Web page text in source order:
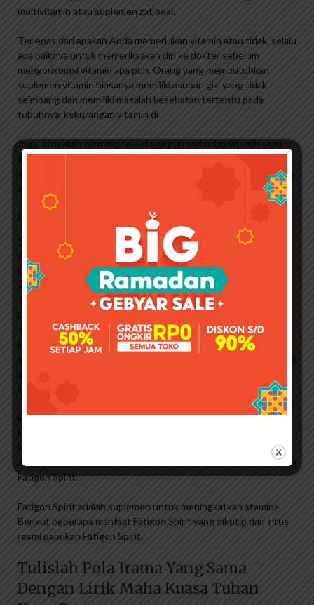
multivitamin atau suplemen zat besi.
Terlepas dari apakah Anda memerlukan vitamin atau tidak, selalu
ada baiknya untuk memeriksakan diri ke dokter sebelum
mengonsumsi vitamin apa pun. Orang yang membutuhkan
suplemen vitamin biasanya memiliki asupan gizi yang tidak
seimbang dan memiliki masalah kesehatan tertentu pada
tubuhnya. kekurangan vitamin di
Juga, tanyakan tentang reaksi apa pun terhadap vitamin atau
mengonsumsi obat atau perawatan apa pun untuk menentukan
apakah reaksi vitamin atau obat itu berbahaya.
Selain itu, jangan lupa bahwa sebagian besar makanan yang
Anda konsumsi setiap hari sudah diperkaya dengan vitamin.
Memenuhi kebutuhan nutrisi secara seimbang akan membantu
Anda mencukupi kebutuhan vitamin harian.
DokterSehat.Com – Apa itu Fatigon Spirit Fatigon Spirit adalah
suplemen multivitamin yang menjaga daya tahan tubuh,
kebugaran dan meningkatkan energi dengan mendukung
metabolisme tubuh. Pelajari lebih lanjut tentang Fatigon Spirit di
artikel ini, mulai dari kandungan, manfaat, efek samping, dan
lainnya!
Fatigon Spirit hadir dalam kapsul berlapis film. Kandungan
Fatigon Spirit antara lain senyawa asam amino, vitamin B
kompleks, senyawa alkaloid dan ekstrak herbal. Di bawah ini
adalah daftar bahan-bahan yang terkandung dalam setiap kapsul
Fatigon Spirit.
Fatigon Spirit adalah suplemen untuk meningkatkan stamina.
Berikut beberapa manfaat Fatigon Spirit yang dikutip dari situs
resmi pabrikan Fatigon Spirit.
Tulislah Pola Irama Yang Sama
Dengan Lirik Maha Kuasa Tuhan